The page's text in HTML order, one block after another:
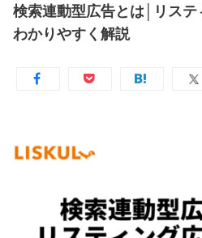
検索連動型広告とは│リス
わかりやすく解説